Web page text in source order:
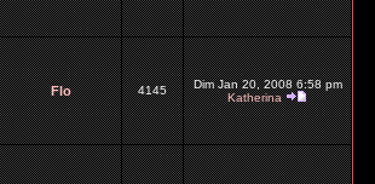
Flo 4145
Dim Jan 20, 2008 6:58 pm
Katherina